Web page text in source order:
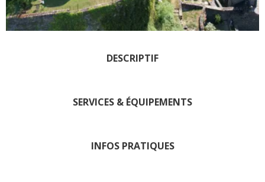
Les visites accompagnées
L'espace Georges Rouquier
Nos Campagnes Autrefois à
La gastronomie
DESCRIPTIF
SERVICES & ÉQUIPEMENTS
INFOS PRATIQUES